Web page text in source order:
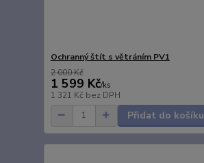
Ochranný štít s větráním PV1
2 000 Kč
1 599 Kč/ks
1 321 Kč bez DPH
Přidat do košíku